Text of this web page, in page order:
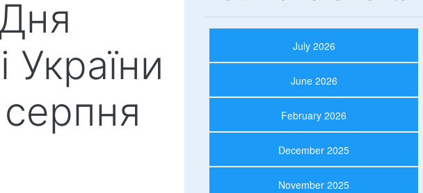
July 2026
June 2026
February 2026
December 2025
November 2025